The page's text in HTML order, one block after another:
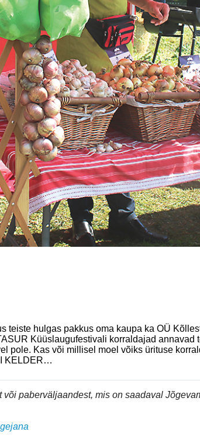
teiste hulgas pakkus oma kaupa ka OÜ
Küüslaugufestivali korraldajad annavad
pole. Kas või millisel moel võiks ürituse
KELDER…
paberväljaandest, mis on saadaval